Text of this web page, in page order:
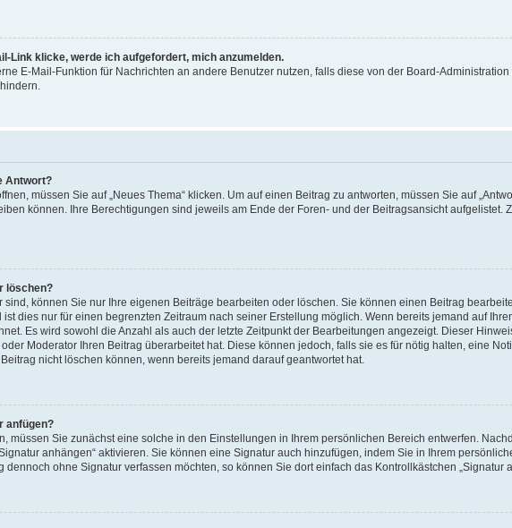
Link klicke, werde ich aufgefordert, mich anzumelden.
E-Mail-Funktion für Nachrichten an andere Benutzer nutzen, falls diese von der Board-
Antwort?
müssen Sie auf „Neues Thema“ klicken. Um auf einen Beitrag zu antworten, müssen Sie auf
können. Ihre Berechtigungen sind jeweils am Ende der Foren- und der Beitragsansicht aufgelistet.
löschen?
können Sie nur Ihre eigenen Beiträge bearbeiten oder löschen. Sie können einen Beitrag
dies nur für einen begrenzten Zeitraum nach seiner Erstellung möglich. Wenn bereits jemand auf
Es wird sowohl die Anzahl als auch der letzte Zeitpunkt der Bearbeitungen angezeigt. Dieser
Moderator Ihren Beitrag überarbeitet hat. Diese können jedoch, falls sie es für nötig halten, eine
nicht löschen können, wenn bereits jemand darauf geantwortet hat.
anfügen?
müssen Sie zunächst eine solche in den Einstellungen in Ihrem persönlichen Bereich entwerfen.
anhängen“ aktivieren. Sie können eine Signatur auch hinzufügen, indem Sie in Ihrem
ohne Signatur verfassen möchten, so können Sie dort einfach das Kontrollkästchen „Signatur